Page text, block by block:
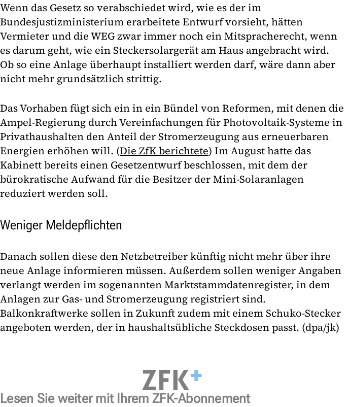
Wenn das Gesetz so verabschiedet wird, wie es der im
Bundesjustizministerium erarbeitete Entwurf vorsieht, hätten
Vermieter und die WEG zwar immer noch ein Mitspracherecht, wenn
es darum geht, wie ein Steckersolargerät am Haus angebracht wird.
Ob so eine Anlage überhaupt installiert werden darf, wäre dann aber
nicht mehr grundsätzlich strittig.
Das Vorhaben fügt sich ein in ein Bündel von Reformen, mit denen die
Ampel-Regierung durch Vereinfachungen für Photovoltaik-Systeme in
Privathaushalten den Anteil der Stromerzeugung aus erneuerbaren
Energien erhöhen will. (Die ZfK berichtete) Im August hatte das
Kabinett bereits einen Gesetzentwurf beschlossen, mit dem der
bürokratische Aufwand für die Besitzer der Mini-Solaranlagen
reduziert werden soll.
Weniger Meldepflichten
Danach sollen diese den Netzbetreiber künftig nicht mehr über ihre
neue Anlage informieren müssen. Außerdem sollen weniger Angaben
verlangt werden im sogenannten Marktstammdatenregister, in dem
Anlagen zur Gas- und Stromerzeugung registriert sind.
Balkonkraftwerke sollen in Zukunft zudem mit einem Schuko-Stecker
angeboten werden, der in haushaltsübliche Steckdosen passt. (dpa/jk)
Lesen Sie weiter mit Ihrem ZFK-Abonnement